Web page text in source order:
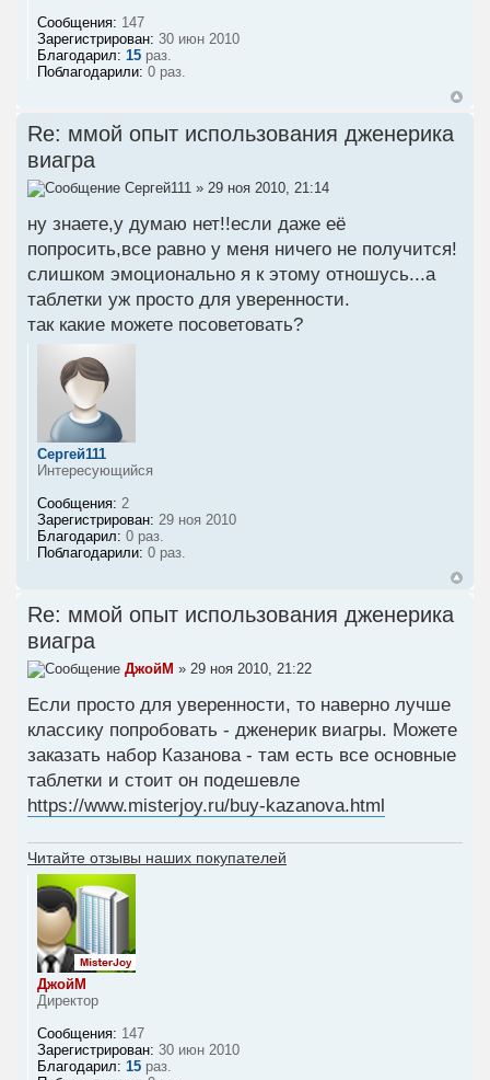
Сообщения: 147
Зарегистрирован: 30 июн 2010
Благодарил: 15 раз.
Поблагодарили: 0 раз.
Re: ммой опыт использования дженерика
виагра
Сергей111 » 29 ноя 2010, 21:14
ну знаете,у думаю нет!!если даже её
попросить,все равно у меня ничего не получится!
слишком эмоционально я к этому отношусь...а
таблетки уж просто для уверенности.
так какие можете посоветовать?
Сергей111
Интересующийся
Сообщения: 2
Зарегистрирован: 29 ноя 2010
Благодарил: 0 раз.
Поблагодарили: 0 раз.
Re: ммой опыт использования дженерика
виагра
ДжойМ » 29 ноя 2010, 21:22
Если просто для уверенности, то наверно лучше
классику попробовать - дженерик виагры. Можете
заказать набор Казанова - там есть все основные
таблетки и стоит он подешевле
https://www.misterjoy.ru/buy-kazanova.html
Читайте отзывы наших покупателей
ДжойМ
Директор
Сообщения: 147
Зарегистрирован: 30 июн 2010
Благодарил: 15 раз.